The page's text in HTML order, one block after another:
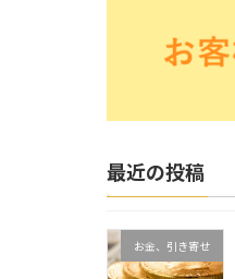
最近の投稿
お金、引き寄せ